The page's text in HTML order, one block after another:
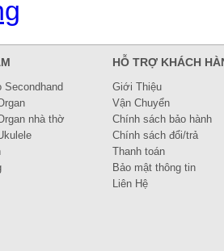
Secondhand
nhà thờ
HỖ TRỢ KHÁCH
Giới Thiệu
Vận Chuyển
Chính sách bảo hành
Chính sách đổi/trả
Thanh toán
Bảo mật thông tin
Liên Hệ